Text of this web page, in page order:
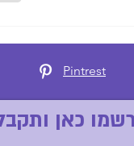
Pintrest
כאן